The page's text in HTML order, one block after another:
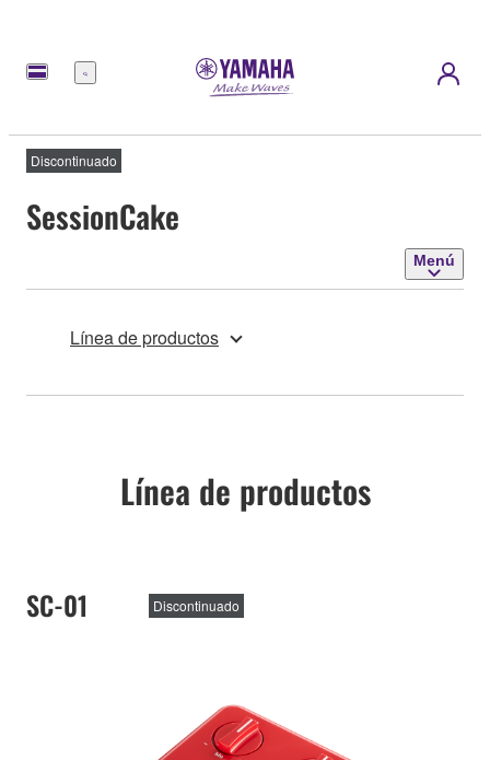
Menú
Discontinuado
SessionCake
Menú
Línea de productos
Línea de productos
SC-01 Discontinuado